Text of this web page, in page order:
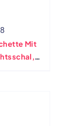
Mit